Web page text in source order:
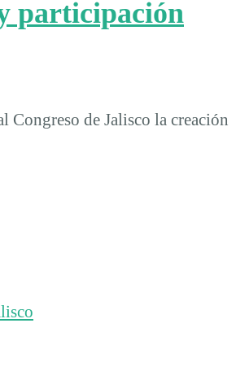
participación
Congreso de Jalisco la creación